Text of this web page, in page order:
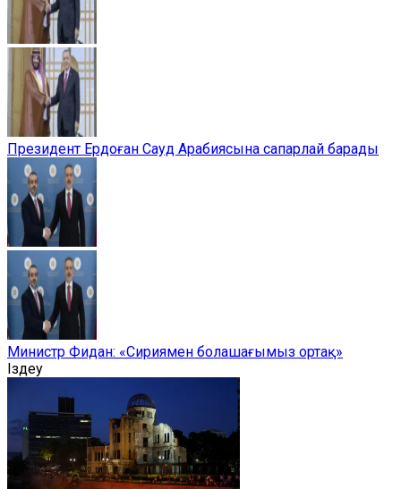
Президент Ердоған Сауд Арабиясына сапарлай барады
Министр Фидан: «Сириямен болашағымыз ортақ»
Іздеу